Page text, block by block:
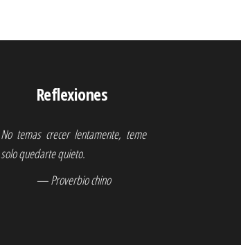
Reflexiones
No temas crecer lentamente, teme
solo quedarte quieto.
— Proverbio chino